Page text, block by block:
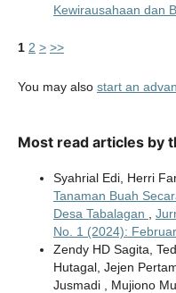
Kewirausahaan dan
1 2 > >>
You may also start an
Most read articles by
Syahrial Edi, Herri
Tanaman Buah
Desa Tabalagan
No. 1 (2024):
Zendy HD Sagita,
Hutagal, Jejen
Jusmadi , Mujiono